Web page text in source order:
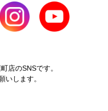
店のSNSです。
いします。